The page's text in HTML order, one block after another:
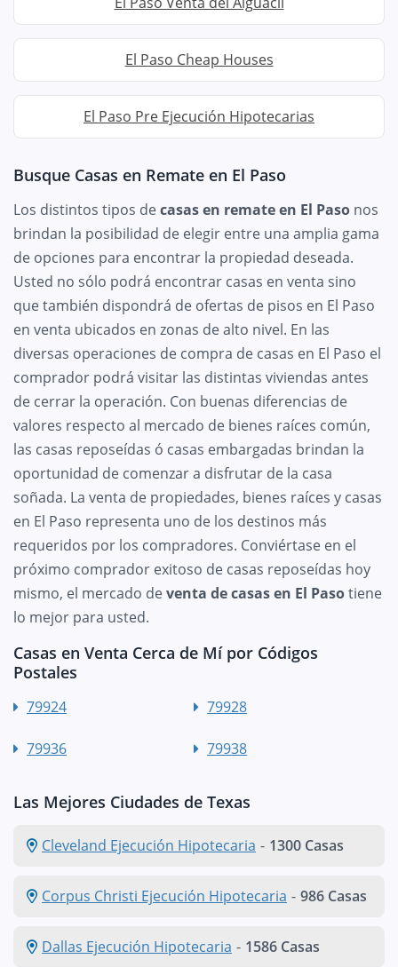
El Paso Cheap Houses
El Paso Pre Ejecución Hipotecarias
Busque Casas en Remate en El Paso
Los distintos tipos decasas en remate en El Paso nos
brindan la posibilidad de elegir entre una amplia gama
de opciones para encontrar la propiedad deseada.
Usted no sólo podrá encontrar casas en venta sino
que también dispondrá de ofertas de pisos en El Paso
en venta ubicados en zonas de alto nivel. En las
diversas operaciones de compra de casas en El Paso el
comprador podrá visitar las distintas viviendas antes
de cerrar la operación. Con buenas diferencias de
valores respecto al mercado de bienes raíces común,
las casas reposeídas ó casas embargadas brindan la
oportunidad de comenzar a disfrutar de la casa
soñada. La venta de propiedades, bienes raíces y casas
en El Paso representa uno de los destinos más
requeridos por los compradores. Conviértase en el
próximo comprador exitoso de casas reposeídas hoy
mismo, el mercado deventa de casas en El Pasotiene
lo mejor para usted.
Casas en Venta Cerca de Mí por Códigos
Postales
79924 79928
79936 79938
Las Mejores Ciudades de Texas
Cleveland Ejecución Hipotecaria - 1300 Casas
Corpus Christi Ejecución Hipotecaria - 986 Casas
Dallas Ejecución Hipotecaria - 1586 Casas